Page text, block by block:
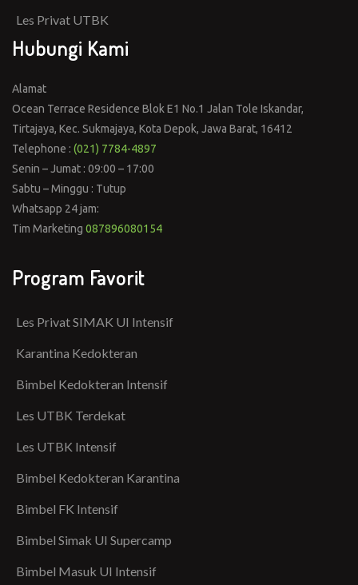
Les Privat UTBK
Hubungi Kami
Alamat
Ocean Terrace Residence Blok E1 No.1 Jalan Tole Iskandar,
Tirtajaya, Kec. Sukmajaya, Kota Depok, Jawa Barat, 16412
Telephone : (021) 7784-4897
Senin – Jumat : 09:00 – 17:00
Sabtu – Minggu : Tutup
Whatsapp 24 jam:
Tim Marketing 087896080154
Program Favorit
Les Privat SIMAK UI Intensif
Karantina Kedokteran
Bimbel Kedokteran Intensif
Les UTBK Terdekat
Les UTBK Intensif
Bimbel Kedokteran Karantina
Bimbel FK Intensif
Bimbel Simak UI Supercamp
Bimbel Masuk UI Intensif